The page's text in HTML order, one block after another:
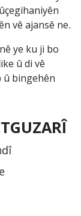
vê ajansê ne.
ye ku ji bo
û di vê
û bingehên